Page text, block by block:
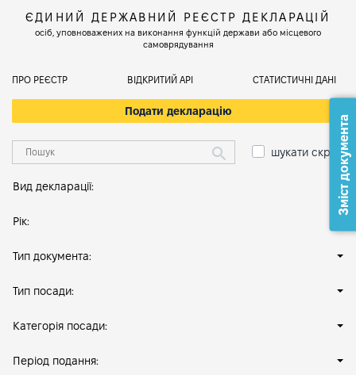
ЄДИНИЙ ДЕРЖАВНИЙ РЕЄСТР ДЕКЛАРАЦІЙ
осіб, уповноважених на виконання функцій держави або місцевого
самоврядування
ПРО РЕЄСТР ВІДКРИТИЙ АРІ СТАТИСТИЧНІ ДАНІ
Подати декларацію
шукати скрізь
Вид декларації:
Рік:
Тип документа:
Тип посади:
Категорія посади:
Період подання:
Зміст документа